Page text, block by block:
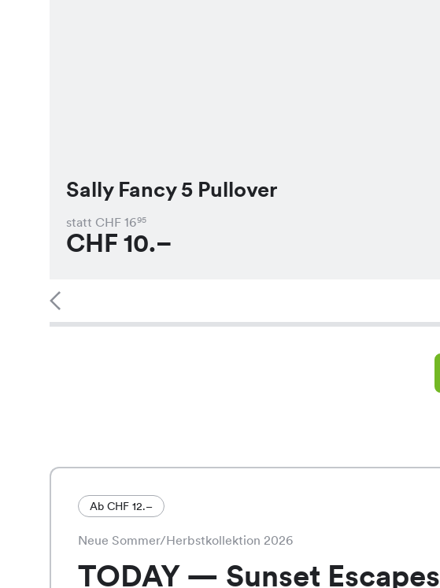
Sally Fancy 5 Pullover
statt CHF 1695
CHF 10.–
Ab CHF 12.–
Neue Sommer/Herbstkollektion 2026
TODAY — Sunset Escapes